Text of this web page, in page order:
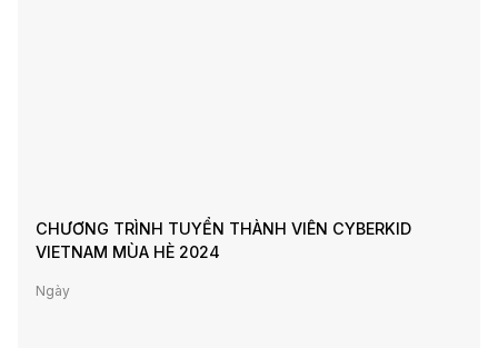
CHƯƠNG TRÌNH TUYỂN THÀNH VIÊN CYBERKID
VIETNAM MÙA HÈ 2024
Ngày